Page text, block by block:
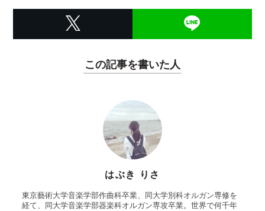
この記事を書いた人
はぶき りさ
東京藝術大学音楽学部作曲科卒業、同大学別科オルガン専修を
経て、同大学音楽学部器楽科オルガン専攻卒業。世界で何千年